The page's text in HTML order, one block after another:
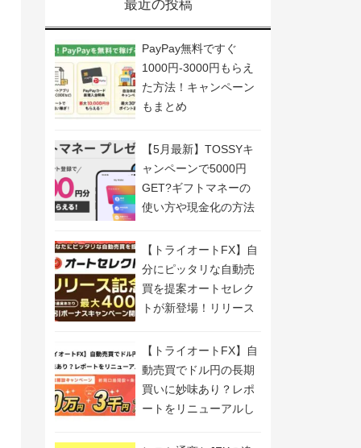
最近の投稿
PayPay無料ですぐ
1000円-3000円もらえ
た方法！キャンペーン
もまとめ
【5月最新】TOSSYキ
ャンペーンで5000円
GET?ギフトマネーの
使い方や現金化の方法
【トライオートFX】自
分にピッタリな自動売
買を提案オートセレク
トが新登場！リリース
催！
【トライオートFX】自
動売買でドル円の長期
買いに妙味あり？レポ
ートをリニューアルし